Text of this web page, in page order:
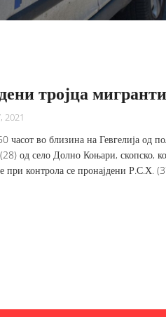
тројца
2021
часот во близина на Гевгелија од
од село Долно Коњари, скопско,
при контрола се пронајдени